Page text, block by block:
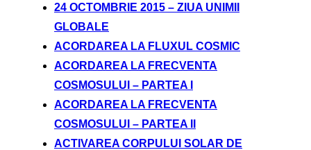
24 OCTOMBRIE 2015 – ZIUA UNIMII
GLOBALE
ACORDAREA LA FLUXUL COSMIC
ACORDAREA LA FRECVENTA
COSMOSULUI – PARTEA I
ACORDAREA LA FRECVENTA
COSMOSULUI – PARTEA II
ACTIVAREA CORPULUI SOLAR DE